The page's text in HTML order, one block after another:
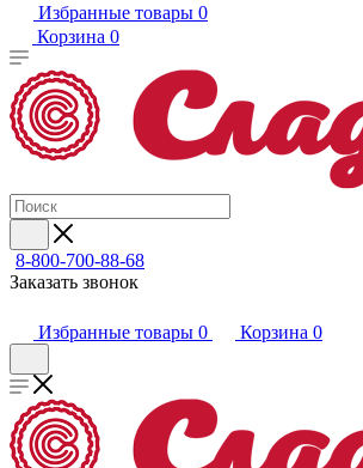
Избранные товары 0
Корзина 0
8-800-700-88-68
Заказать звонок
Избранные товары 0 Корзина 0